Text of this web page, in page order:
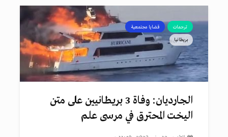
ترجمات قضايا مجتمعية
بريطانيا
الجارديان: وفاة 3 بريطانيين على متن
اليخت المحترق في مرسى علم